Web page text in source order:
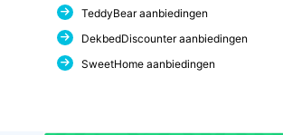
TeddyBear aanbiedingen
DekbedDiscounter aanbiedingen
SweetHome aanbiedingen